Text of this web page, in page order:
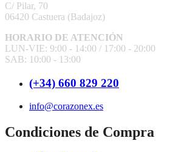
C/ Pilar, 70
06420 Castuera (Badajoz)
HORARIO DE ATENCIÓN
LUN-VIE: 9:00 - 14:00 / 17:00 - 20:00
SAB: 10:00 - 13:00
(+34) 660 829 220
info@corazonex.es
Condiciones de Compra